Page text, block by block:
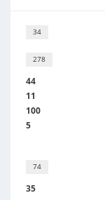
34
278
44
11
100
5
74
35